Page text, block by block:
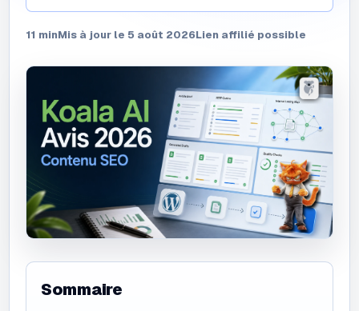
11 minMis à jour le 5 août 2026Lien affilié possible
Sommaire